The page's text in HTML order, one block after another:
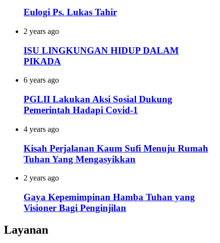
Eulogi Ps. Lukas Tahir
2 years ago
ISU LINGKUNGAN HIDUP DALAM
PIKADA
6 years ago
PGLII Lakukan Aksi Sosial Dukung
Pemerintah Hadapi Covid-1
4 years ago
Kisah Perjalanan Kaum Sufi Menuju Rumah
Tuhan Yang Mengasyikkan
2 years ago
Gaya Kepemimpinan Hamba Tuhan yang
Visioner Bagi Penginjilan
Layanan